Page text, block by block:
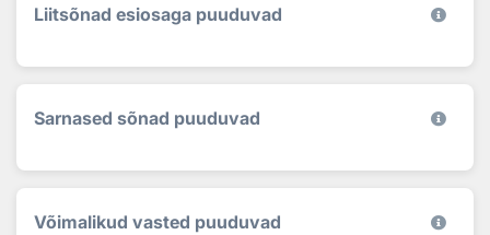
Liitsõnad esiosaga puuduvad
Sarnased sõnad puuduvad
Võimalikud vasted puuduvad